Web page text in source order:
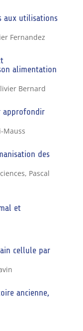
aux utilisations
Fernandez
alimentation
Bernard
approfondir
Mauss
des
, Pascal
et
cellule par
ancienne,